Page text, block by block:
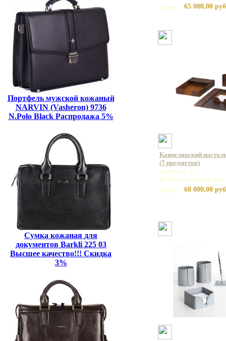
Портфель мужской кожаный
NARVIN (Vasheron) 9736
N.Polo Black Распродажа 5%
Сумка кожаная для
документов Barkli 225 03
Высшее качество!!! Скидка
3%
Цена:
65 000,00
Канцелярский
(7 предметов)
Артикул: Э3
Базовая единица: шт
Цена:
60 000,00